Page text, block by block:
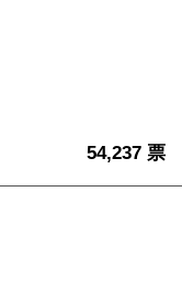
54,237 票